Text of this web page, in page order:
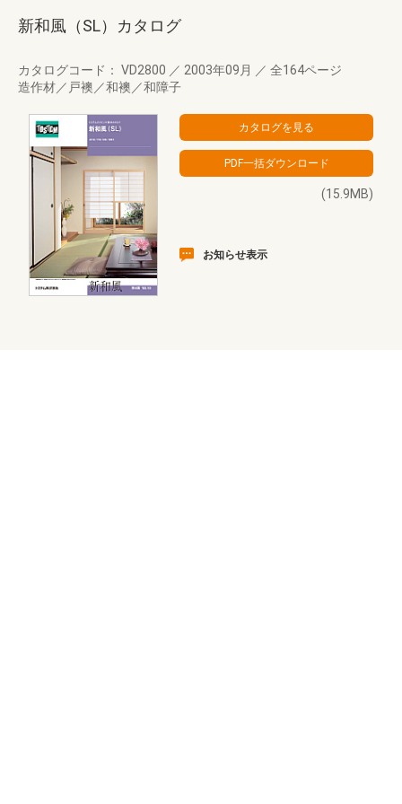
新和風（SL）カタログ
カタログコード： VD2800 ／ 2003年09月 ／ 全164ページ
造作材／戸襖／和襖／和障子
(15.9MB)
お知らせ表示